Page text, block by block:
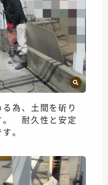
為、土間を斫り
。 耐久性と安定
。